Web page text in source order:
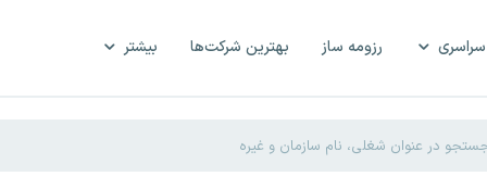
رزومه ساز بهترین شرکت‌ها بیشتر